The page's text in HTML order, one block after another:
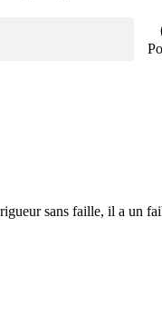
sans faille, il a un